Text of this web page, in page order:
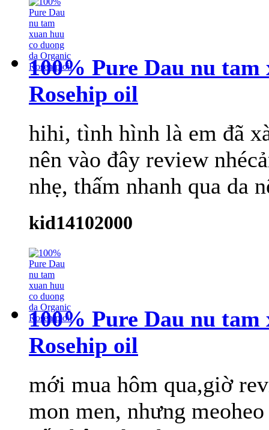
100% Pure Dau nu
Rosehip oil
hihi, tình hình là em đã
nên vào đây review
nhẹ, thấm nhanh qua da
kid14102000
100% Pure Dau nu
Rosehip oil
mới mua hôm qua,giờ
mon men, nhưng